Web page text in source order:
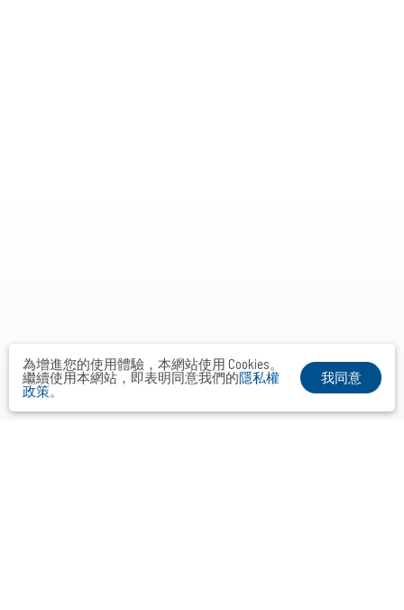
為增進您的使用體驗，本網站使用 Cookies。
繼續使用本網站，即表明同意我們的隱私權
政策。
我同意